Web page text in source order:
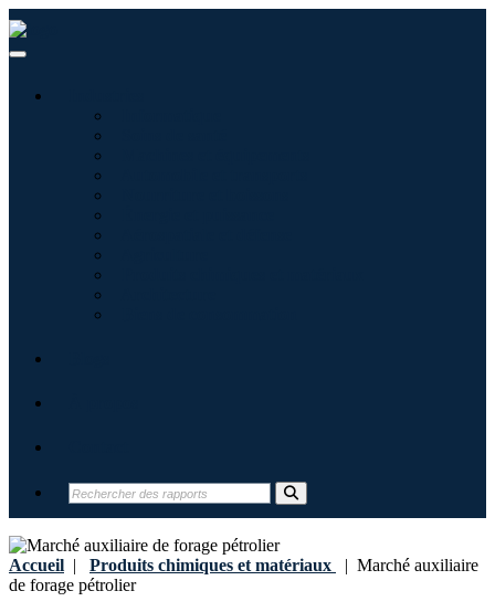
Accueil | Produits chimiques et matériaux | Marché auxiliaire
de forage pétrolier